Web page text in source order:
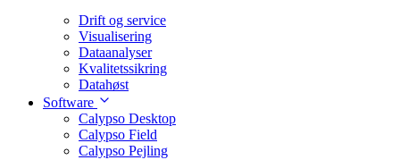
Drift og service
Visualisering
Dataanalyser
Kvalitetssikring
Datahøst
Software
Calypso Desktop
Calypso Field
Calypso Pejling